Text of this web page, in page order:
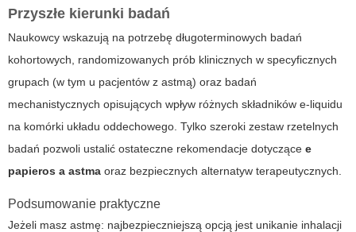
Przyszłe kierunki badań
Naukowcy wskazują na potrzebę długoterminowych badań
kohortowych, randomizowanych prób klinicznych w specyficznych
grupach (w tym u pacjentów z astmą) oraz badań
mechanistycznych opisujących wpływ różnych składników e-liquidu
na komórki układu oddechowego. Tylko szeroki zestaw rzetelnych
badań pozwoli ustalić ostateczne rekomendacje dotyczące e
papieros a astma oraz bezpiecznych alternatyw terapeutycznych.
Podsumowanie praktyczne
Jeżeli masz astmę: najbezpieczniejszą opcją jest unikanie inhalacji